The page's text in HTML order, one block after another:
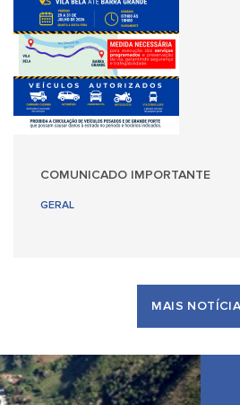
COMUNICADO IMPORTANTE
GERAL
MAIS